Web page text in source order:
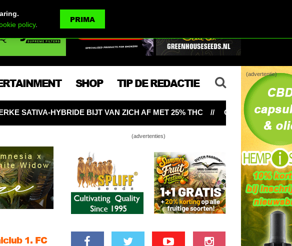
(advertentie)
SHOP TIP DE REDACTIE
BIJT VAN ZICH AF MET 25% THC OMSLAGPUNT VS: DE OPBRENGST
Canada
1. FC
(advertenties)
policy.
PRIMA